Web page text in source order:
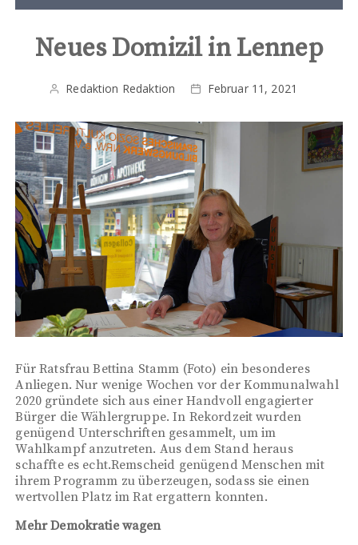
Neues Domizil in Lennep
Redaktion Redaktion Februar 11, 2021
Für Ratsfrau Bettina Stamm (Foto) ein besonderes
Anliegen. Nur wenige Wochen vor der Kommunalwahl
2020 gründete sich aus einer Handvoll engagierter
Bürger die Wählergruppe. In Rekordzeit wurden
genügend Unterschriften gesammelt, um im
Wahlkampf anzutreten. Aus dem Stand heraus
schaffte es echt.Remscheid genügend Menschen mit
ihrem Programm zu überzeugen, sodass sie einen
wertvollen Platz im Rat ergattern konnten.
Mehr Demokratie wagen